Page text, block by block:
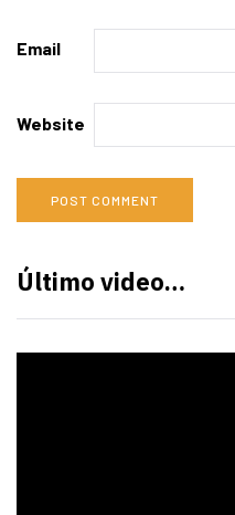
Email
Website
Último video…